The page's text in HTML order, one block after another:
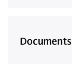
Documents